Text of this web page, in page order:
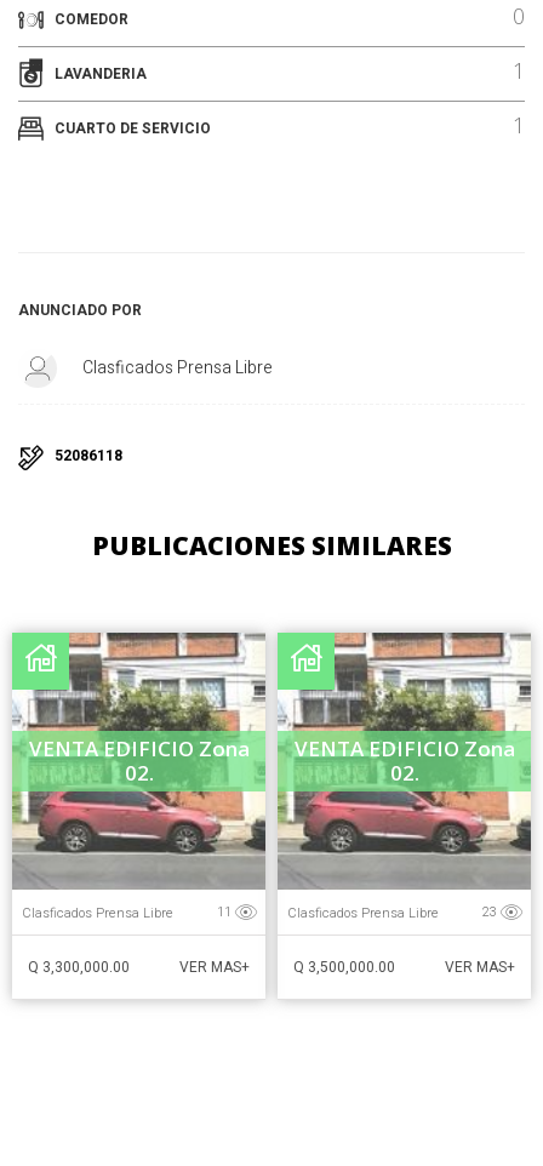
COMEDOR 0
LAVANDERIA 1
CUARTO DE SERVICIO 1
ANUNCIADO POR
Clasficados Prensa Libre
52086118
PUBLICACIONES SIMILARES
VENTA EDIFICIO Zona
02.
Clasficados Prensa Libre 11
Q 3,300,000.00 VER MAS+
VENTA EDIFICIO Zona
02.
Clasficados Prensa Libre 23
Q 3,500,000.00 VER MAS+